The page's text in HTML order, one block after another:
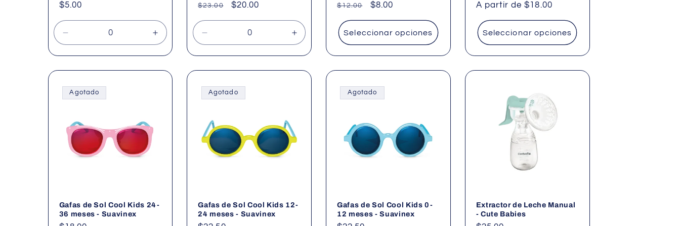
Precio
$5.00
cantidad
para
Default
Aumentar
cantidad
para
Default
Title
Precio
$23.00
Precio
oferta
$20.00
cantidad
para
Default
Aumentar
cantidad
para
Default
Title
Precio
$12.00
Precio
oferta
$8.00
Seleccionar opciones
Precio
A partir de $18.00
Seleccionar opciones
Agotado
Gafas de Sol Cool Kids 24-
36 meses - Suavinex
Agotado
Gafas de Sol Cool Kids 12-
24 meses - Suavinex
Agotado
Gafas de Sol Cool Kids 0-
12 meses - Suavinex
Extractor de Leche Manual
- Cute Babies